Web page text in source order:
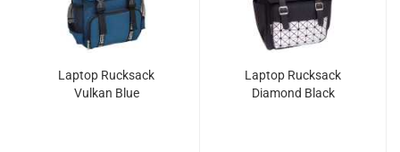
Laptop Rucksack
Vulkan Blue
Laptop Rucksack
Diamond Black